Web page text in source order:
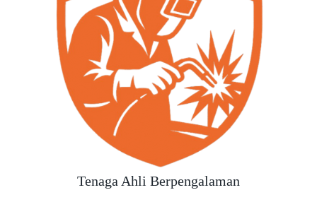
Tenaga Ahli Berpengalaman